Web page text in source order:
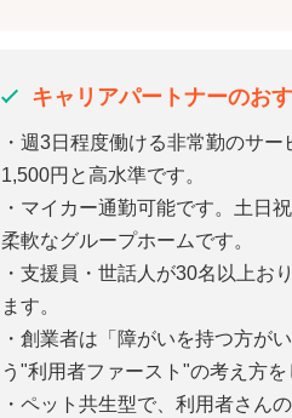
キャリアパートナーのお
・週3日程度働ける非常勤のサ
1,500円と高水準です。
・マイカー通勤可能です。土日
柔軟なグループホームです。
・支援員・世話人が30名以上お
ます。
・創業者は「障がいを持つ方が
う"利用者ファースト"の考え方を
・ペット共生型で、利用者さん